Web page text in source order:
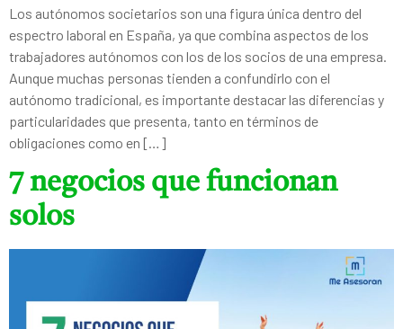
Los autónomos societarios son una figura única dentro del
espectro laboral en España, ya que combina aspectos de los
trabajadores autónomos con los de los socios de una empresa.
Aunque muchas personas tienden a confundirlo con el
autónomo tradicional, es importante destacar las diferencias y
particularidades que presenta, tanto en términos de
obligaciones como en […]
7 negocios que funcionan
solos